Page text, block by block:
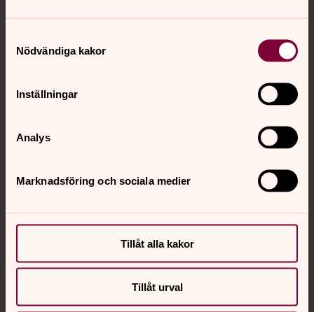
Nödvändiga kakor
Inställningar
Analys
Marknadsföring och sociala medier
Tillåt alla kakor
Tillåt urval
Kalender
Hitta snabbt
Sociala kanaler
Jourhavande präst